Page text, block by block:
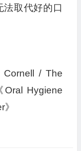
取代好的口
/ The
Oral Hygiene